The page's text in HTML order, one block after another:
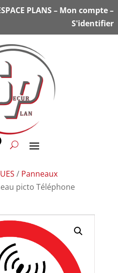
PLANS– Mon compte–
S'identifier
/ Panneaux
picto Téléphone